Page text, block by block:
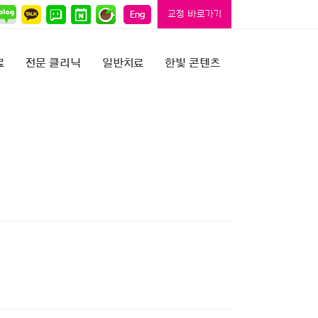
교정 바로가기
전문 클리닉 일반치료 한빛 콘텐츠